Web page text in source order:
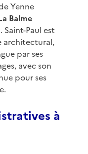
Yenne
Balme
. Saint-Paul est
architectural,
par ses
avec son
pour ses
à